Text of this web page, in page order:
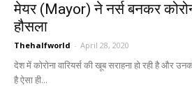
मेयर (Mayor) ने नर्स बनकर
हौसला
Thehalfworld - April 28, 2020
देश में कोरोना वारियर्स की खूब सराहना हो रही है और
है ऐसा ही...